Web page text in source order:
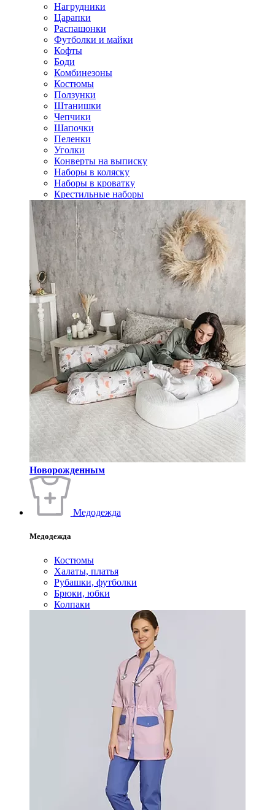
Нагрудники
Царапки
Распашонки
Футболки и майки
Кофты
Боди
Комбинезоны
Костюмы
Ползунки
Штанишки
Чепчики
Шапочки
Пеленки
Уголки
Конверты на выписку
Наборы в коляску
Наборы в кроватку
Крестильные наборы
Новорожденным
Медодежда
Медодежда
Костюмы
Халаты, платья
Рубашки, футболки
Брюки, юбки
Колпаки